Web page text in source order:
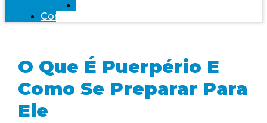
Contato
O Que É Puerpério E
Como Se Preparar Para
Ele